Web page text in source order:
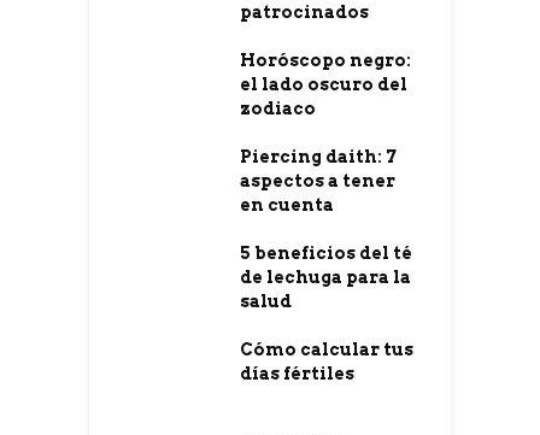
patrocinados
Horóscopo negro:
el lado oscuro del
zodiaco
Piercing daith: 7
aspectos a tener
en cuenta
5 beneficios del té
de lechuga para la
salud
Cómo calcular tus
días fértiles